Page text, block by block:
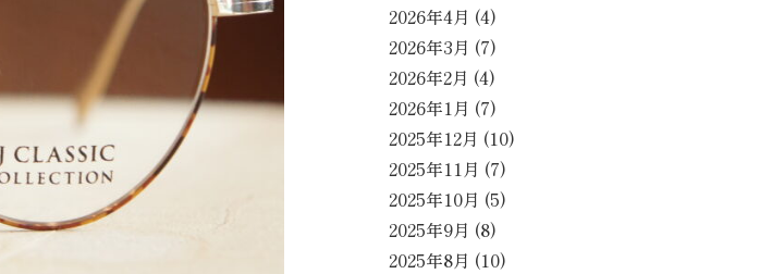
2026年4月 (4)
2026年3月 (7)
2026年2月 (4)
2026年1月 (7)
2025年12月 (10)
2025年11月 (7)
2025年10月 (5)
2025年9月 (8)
2025年8月 (10)